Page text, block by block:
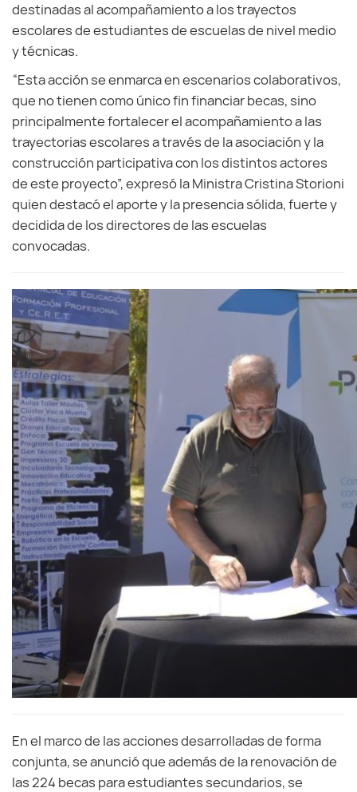
destinadas al acompañamiento a los trayectos
escolares de estudiantes de escuelas de nivel medio
y técnicas.
“Esta acción se enmarca en escenarios colaborativos,
que no tienen como único fin financiar becas, sino
principalmente fortalecer el acompañamiento a las
trayectorias escolares a través de la asociación y la
construcción participativa con los distintos actores
de este proyecto”, expresó la Ministra Cristina Storioni
quien destacó el aporte y la presencia sólida, fuerte y
decidida de los directores de las escuelas
convocadas.
En el marco de las acciones desarrolladas de forma
conjunta, se anunció que además de la renovación de
las 224 becas para estudiantes secundarios, se